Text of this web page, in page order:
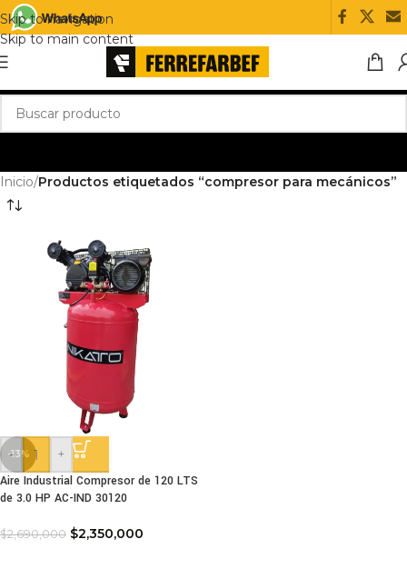
Skip to navigation
Skip to main content
Inicio/Productos etiquetados “compresor para mecánicos”
-13%
-
+
Aire Industrial Compresor de 120 LTS
de 3.0 HP AC-IND 30120
$2,690,000 $2,350,000